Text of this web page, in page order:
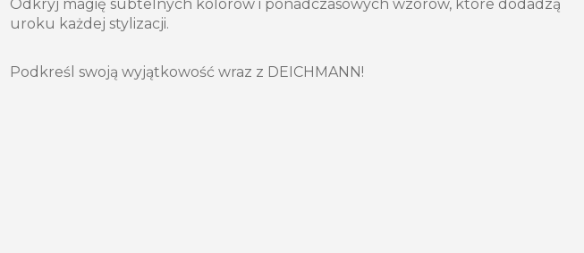
Odkryj magię subtelnych kolorów i ponadczasowych wzorów, które dodadzą
uroku każdej stylizacji.
Podkreśl swoją wyjątkowość wraz z DEICHMANN!